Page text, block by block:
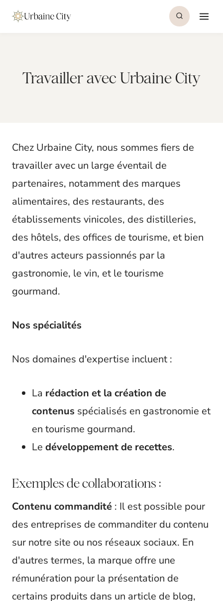
Travailler avec Urbaine City
Chez Urbaine City, nous sommes fiers de
travailler avec un large éventail de
partenaires, notamment des marques
alimentaires, des restaurants, des
établissements vinicoles, des distilleries,
des hôtels, des offices de tourisme, et bien
d'autres acteurs passionnés par la
gastronomie, le vin, et le tourisme
gourmand.
Nos spécialités
Nos domaines d'expertise incluent :
La rédaction et la création de
contenus spécialisés en gastronomie et
en tourisme gourmand.
Le développement de recettes.
Exemples de collaborations :
Contenu commandité : Il est possible pour
des entreprises de commanditer du contenu
sur notre site ou nos réseaux sociaux. En
d'autres termes, la marque offre une
rémunération pour la présentation de
certains produits dans un article de blog,